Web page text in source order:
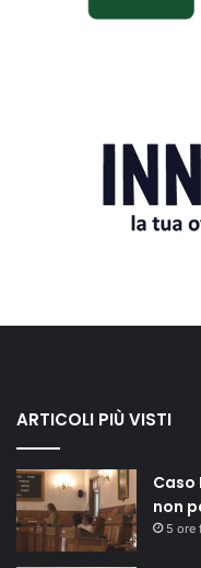
ARTICOLI PIÙ VISTI
Caso
non
5 ore